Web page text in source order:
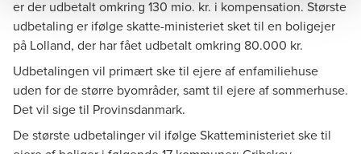
er der udbetalt omkring 130 mio. kr. i kompensation. Største
udbetaling er ifølge skatte-ministeriet sket til en boligejer
på Lolland, der har fået udbetalt omkring 80.000 kr.
Udbetalingen vil primært ske til ejere af enfamiliehuse
uden for de større byområder, samt til ejere af sommerhuse.
Det vil sige til Provinsdanmark.
De største udbetalinger vil ifølge Skatteministeriet ske til